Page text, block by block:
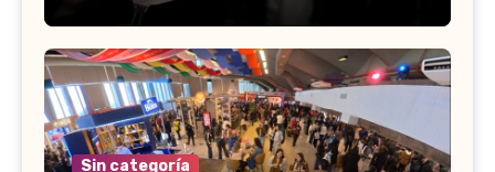
Sin categoría